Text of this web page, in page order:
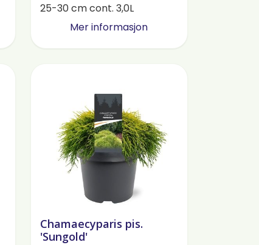
25-30 cm cont. 3,0L
Mer informasjon
Chamaecyparis pis.
'Sungold'